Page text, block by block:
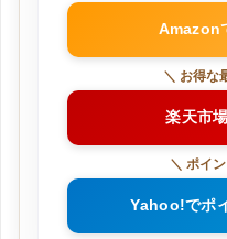
Amazon
＼ お得な
楽天市
＼ ポイ
Yahoo!でポ